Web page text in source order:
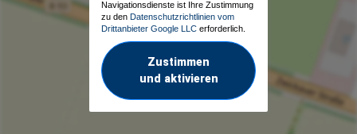
Navigationsdienste ist Ihre Zustimmung
zu den Datenschutzrichtlinien vom
Drittanbieter Google LLC erforderlich.
Zustimmen
und aktivieren